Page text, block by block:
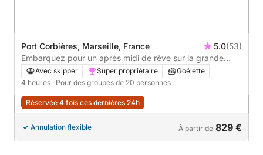
Port Corbières, Marseille, France 5.0(53)
Embarquez pour un après midi de rêve sur la grande
bleueAvec skipper Super propriétaire
Goélette
4 heures · Pour des groupes de 20 personnes
Réservée 4 fois ces dernières 24h
Annulation flexible À partir de 829 €